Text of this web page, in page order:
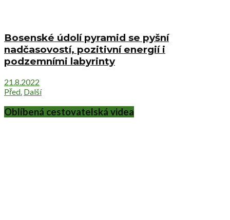
Bosenské údolí pyramid se pyšní
nadčasovostí, pozitivní energií i
podzemními labyrinty
21.8.2022
Před. Další
Oblíbená cestovatelská videa